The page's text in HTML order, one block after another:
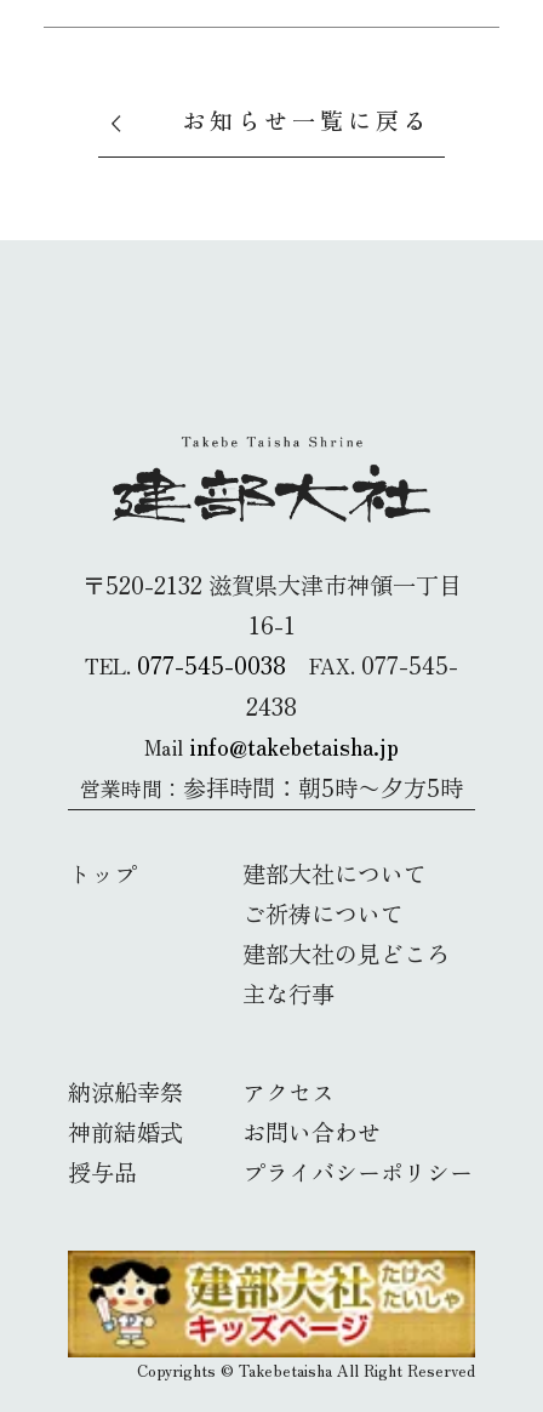
お知らせ一覧に戻る
〒520-2132 滋賀県大津市神領一丁目
16-1
TEL. 077-545-0038 FAX. 077-545-
2438
Mail info@takebetaisha.jp
営業時間： 参拝時間：朝5時〜夕方5時
トップ
建部大社について
ご祈祷について
建部大社の見どころ
主な行事
納涼船幸祭
神前結婚式
授与品
アクセス
お問い合わせ
プライバシーポリシー
Copyrights © Takebetaisha All Right Reserved